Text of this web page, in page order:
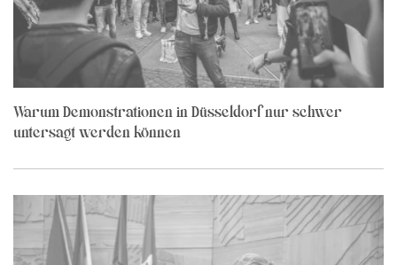
Warum Demonstrationen in Düsseldorf nur schwer
untersagt werden können